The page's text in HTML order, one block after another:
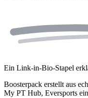
Ein Link-in-Bio-Stapel
Boosterpack erstellt aus
My PT Hub, Eversports